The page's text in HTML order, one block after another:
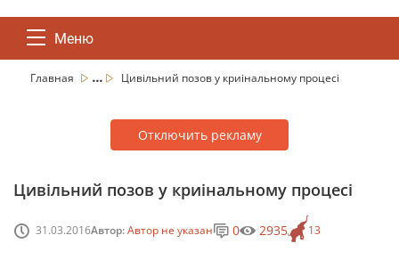
Меню
Главная ... Цивільний позов у криінальному процесі
Отключить рекламу
Цивільний позов у криінальному процесі
31.03.2016Автор:Автор не указан 13
0 2935